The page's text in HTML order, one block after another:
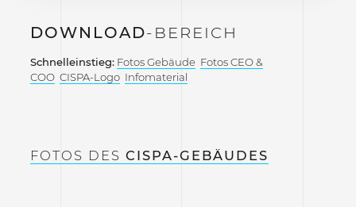
DOWNLOAD-BEREICH
Schnelleinstieg: Fotos Gebäude Fotos CEO &
COO CISPA-Logo Infomaterial
FOTOS DES CISPA-GEBÄUDES